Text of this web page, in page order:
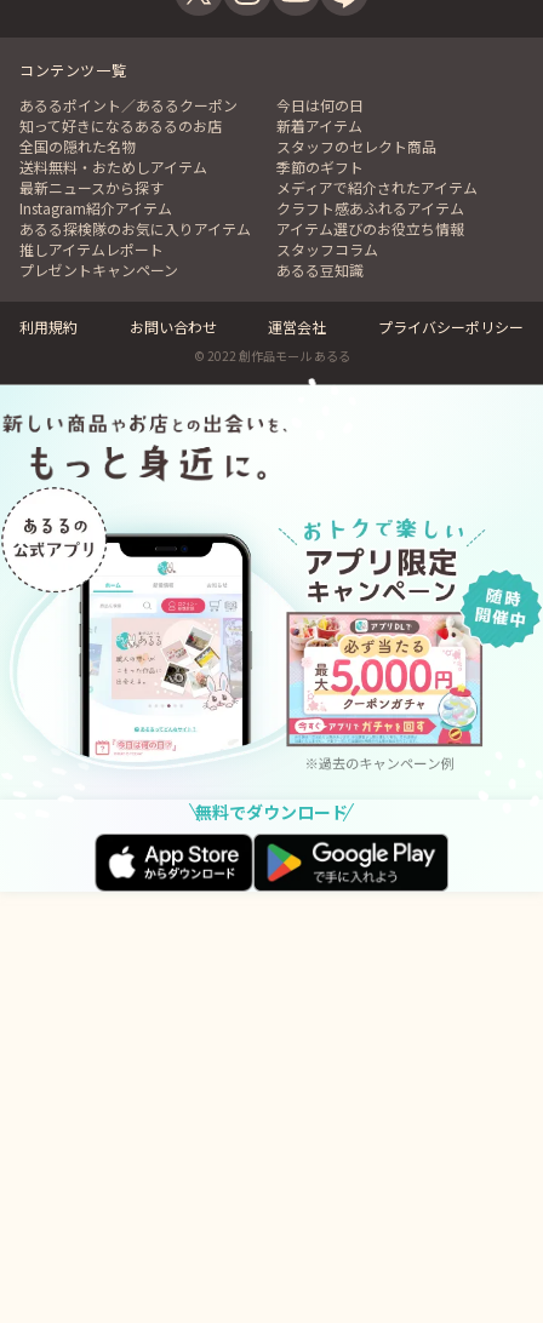
コンテンツ一覧
あるるポイント／あるるクーポン
今日は何の日
知って好きになるあるるのお店
新着アイテム
全国の隠れた名物
スタッフのセレクト商品
送料無料・おためしアイテム
季節のギフト
最新ニュースから探す
メディアで紹介されたアイテム
Instagram紹介アイテム
クラフト感あふれるアイテム
あるる探検隊のお気に入りアイテム
アイテム選びのお役立ち情報
推しアイテムレポート
スタッフコラム
プレゼントキャンペーン
あるる豆知識
利用規約 お問い合わせ 運営会社 プライバシーポリシー
© 2022 創作品モール あるる
無料でダウンロード